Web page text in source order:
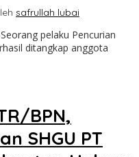
safrullah lubai
pelaku Pencurian
ditangkap anggota
BPN,
SHGU PT